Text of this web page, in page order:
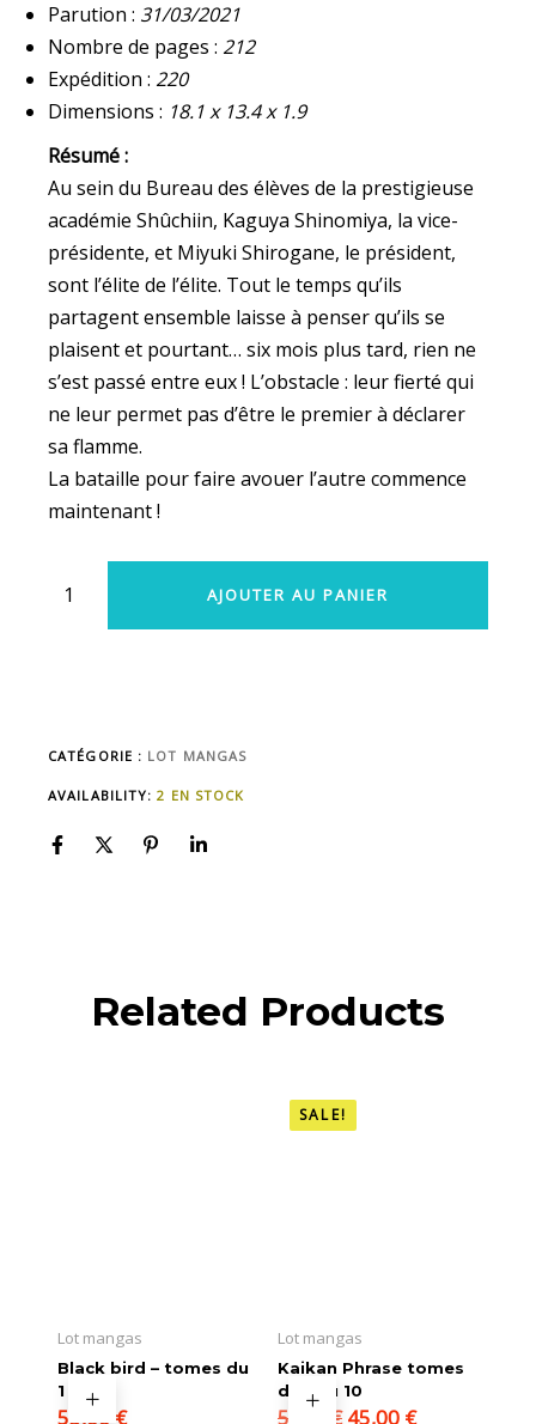
Parution : 31/03/2021
Nombre de pages : 212
Expédition : 220
Dimensions : 18.1 x 13.4 x 1.9
Résumé :
Au sein du Bureau des élèves de la prestigieuse
académie Shûchiin, Kaguya Shinomiya, la vice-
présidente, et Miyuki Shirogane, le président,
sont l’élite de l’élite. Tout le temps qu’ils
partagent ensemble laisse à penser qu’ils se
plaisent et pourtant… six mois plus tard, rien ne
s’est passé entre eux ! L’obstacle : leur fierté qui
ne leur permet pas d’être le premier à déclarer
sa flamme.
La bataille pour faire avouer l’autre commence
maintenant !
AJOUTER AU PANIER
CATÉGORIE : LOT MANGAS
AVAILABILITY:2 EN STOCK
Related Products
Lot mangas
Black bird – tomes du
1 au 11
55,00 €
SALE!
Lot mangas
Kaikan Phrase tomes
du 1 au 10
55,00 €
Le 45,00 €
Le